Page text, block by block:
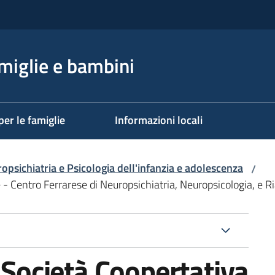
e bambini
le famiglie Informazioni locali
e Psicologia dell'infanzia e adolescenza /
Centro Ferrarese di Neuropsichiatria, Neuropsicologia, e